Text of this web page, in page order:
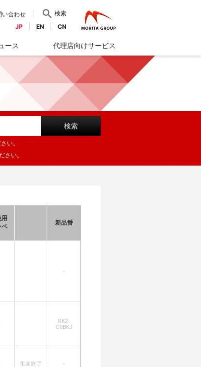
い合わせ
検索
JP
EN CN
ース 代理店向けサービス
い。
さい。
ベ
新品番
－
RK2-
C0BKJ
生産終了 －